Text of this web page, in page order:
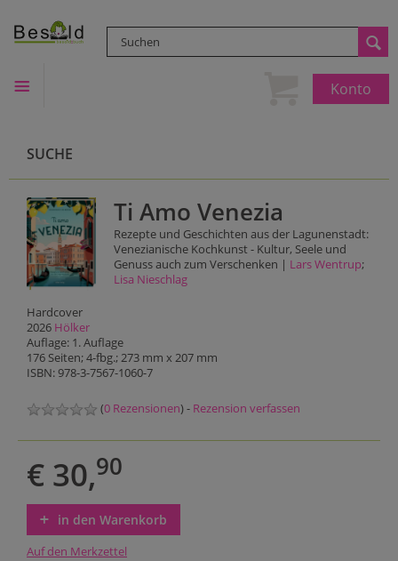
Konto
SUCHE
Ti Amo Venezia
Rezepte und Geschichten aus der Lagunenstadt:
Venezianische Kochkunst - Kultur, Seele und
Genuss auch zum Verschenken | Lars Wentrup;
Lisa Nieschlag
Hardcover
2026 Hölker
Auflage: 1. Auflage
176 Seiten; 4-fbg.; 273 mm x 207 mm
ISBN: 978-3-7567-1060-7
(0 Rezensionen) - Rezension verfassen
€ 30,90
in den Warenkorb
Auf den Merkzettel